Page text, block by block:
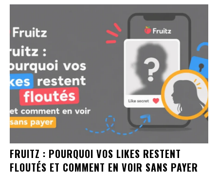
FRUITZ : POURQUOI VOS LIKES RESTENT
FLOUTÉS ET COMMENT EN VOIR SANS PAYER